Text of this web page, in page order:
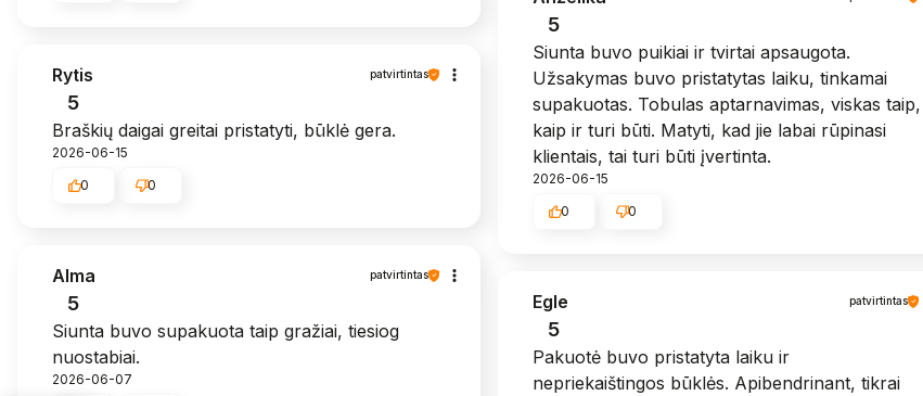
5
Siunta buvo puikiai ir tvirtai apsaugota.
Užsakymas buvo pristatytas laiku, tinkamai
supakuotas. Tobulas aptarnavimas, viskas taip,
kaip ir turi būti. Matyti, kad jie labai rūpinasi
klientais, tai turi būti įvertinta.
2026-06-15
0 0
Rytis patvirtintas
5
Braškių daigai greitai pristatyti, būklė gera.
2026-06-15
0 0
Alma patvirtintas
5
Siunta buvo supakuota taip gražiai, tiesiog
nuostabiai.
2026-06-07
Egle patvirtintas
5
Pakuotė buvo pristatyta laiku ir
nepriekaištingos būklės. Apibendrinant, tikrai